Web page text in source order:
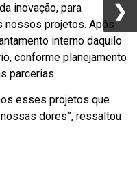
inovação, para
nossos projetos. Após
interno daquilo
conforme planejamento
parcerias.
esses projetos que
dores”, ressaltou
❯
❯